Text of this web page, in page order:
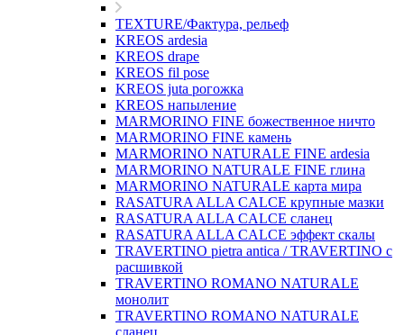
TEXTURE/Фактура, рельеф
KREOS ardesia
KREOS drape
KREOS fil pose
KREOS juta рогожка
KREOS напыление
MARMORINO FINE божественное ничто
MARMORINO FINE камень
MARMORINO NATURALE FINE ardesia
MARMORINO NATURALE FINE глина
MARMORINO NATURALE карта мира
RASATURA ALLA CALCE крупные мазки
RASATURA ALLA CALCE сланец
RASATURA ALLA CALCE эффект скалы
TRAVERTINO pietra antica / TRAVERTINO с
расшивкой
TRAVERTINO ROMANO NATURALE
монолит
TRAVERTINO ROMANO NATURALE
сланец